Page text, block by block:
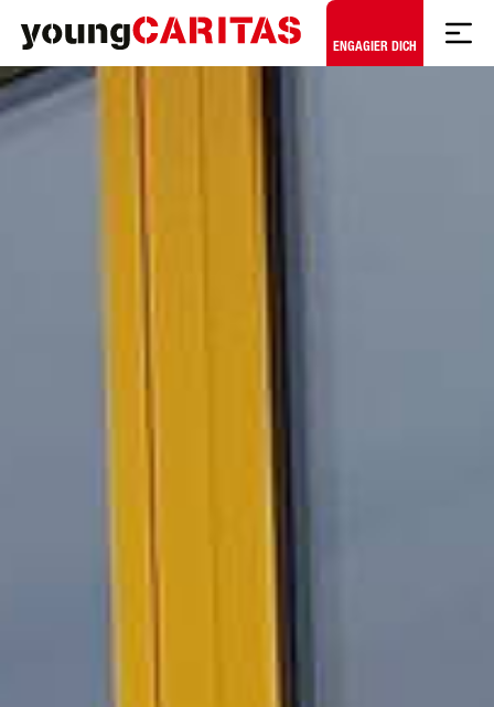
Zum Hauptinhalt springen
ENGAGIER DICH